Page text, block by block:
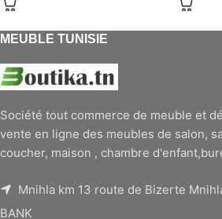
MEUBLE TUNISIE
Société tout commerce de meuble et
vente en ligne des meubles de salon,
coucher, maison , chambre
Mnihla km 13 route de Bizerte
BANK